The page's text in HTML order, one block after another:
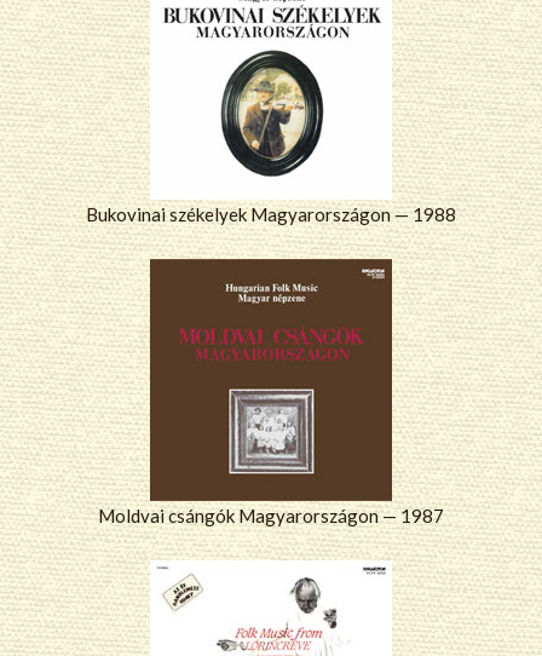
Bukovinai székelyek Magyarországon — 1988
Moldvai csángók Magyarországon — 1987